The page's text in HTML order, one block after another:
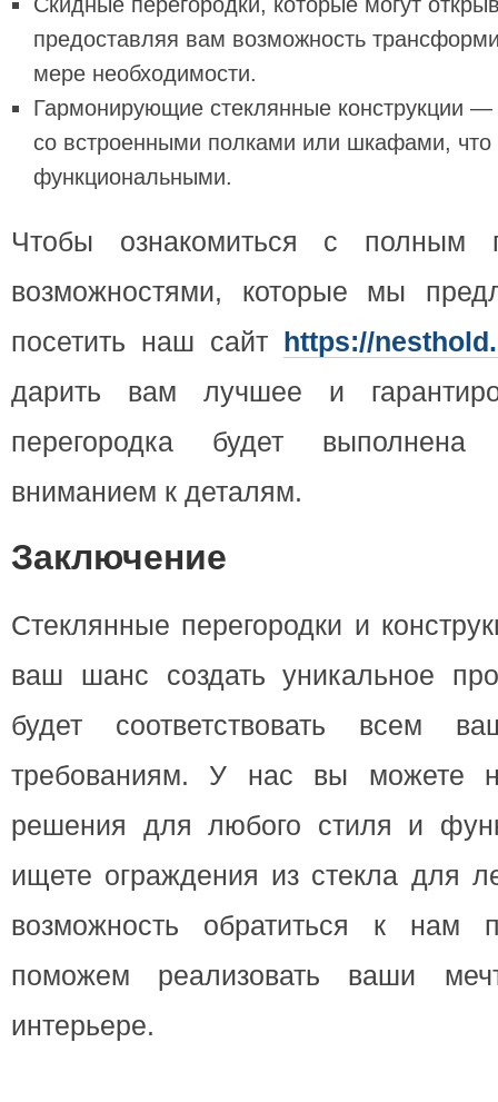
предоставляя вам возможность
мере необходимости.
Гармонирующие стеклянные конструкции
со встроенными полками или шкафами,
функциональными.
Чтобы ознакомиться с полным
возможностями, которые мы
посетить наш сайт https://
дарить вам лучшее и
перегородка будет
вниманием к деталям.
Заключение
Стеклянные перегородки и
ваш шанс создать уникальное
будет соответствовать всем
требованиям. У нас вы можете
решения для любого стиля и
ищете ограждения из стекла для
возможность обратиться к
поможем реализовать ваши
интерьере.